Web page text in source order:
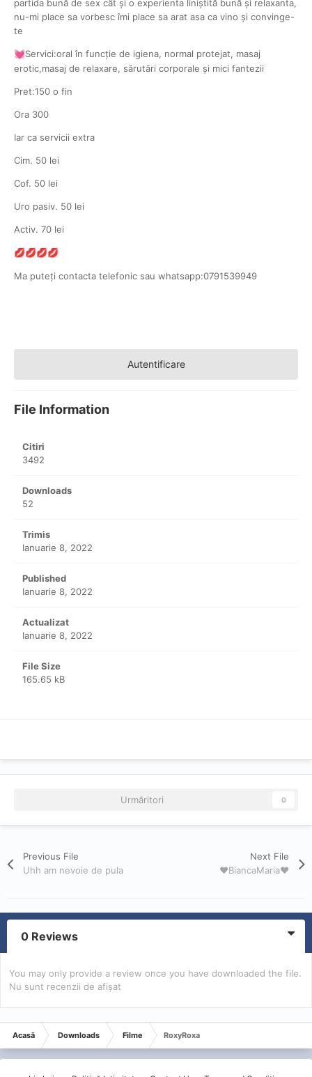
partida bună de sex cât și o experienta liniștită bună și relaxanta,
nu-mi place sa vorbesc îmi place sa arat asa ca vino și convinge-
te
💓Servici:oral în funcție de igiena, normal protejat, masaj
erotic,masaj de relaxare, sărutări corporale și mici fantezii
Pret:150 o fin
Ora 300
Iar ca servicii extra
Cim. 50 lei
Cof. 50 lei
Uro pasiv. 50 lei
Activ. 70 lei
💋💋💋💋
Ma puteți contacta telefonic sau whatsapp:0791539949
Autentificare
File Information
Citiri
3492
Downloads
52
Trimis
Ianuarie 8, 2022
Published
Ianuarie 8, 2022
Actualizat
Ianuarie 8, 2022
File Size
165.65 kB
Urmăritori 0
Previous File
Uhh am nevoie de pula
Next File
❤️BiancaMaria❤️
0 Reviews
You may only provide a review once you have downloaded the file.
Nu sunt recenzii de afișat
Acasă Downloads Filme RoxyRoxa